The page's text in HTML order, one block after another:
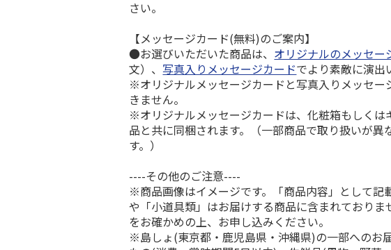
さい。
【メッセージカード(無料)のご案内】
●お選びいただいた商品は、 オリジナルのメッセー
文）、写真入りメッセージカードでより素敵に演出
※オリジナルメッセージカードと写真入りメッセー
きません。
※オリジナルメッセージカードは、化粧箱もしくは
品と共に同梱されます。（一部商品で取り扱いが異
す。）
----その他のご注意----
※商品画像はイメージです。「商品内容」として記
や「小道具類」はお届けする商品に含まれておりま
をお確かめの上、お申し込みください。
※島しょ(東京都・鹿児島県・沖縄県)の一部へのお